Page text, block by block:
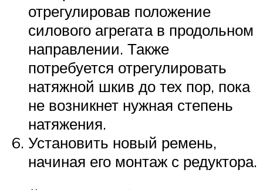
отрегулировав положение
силового агрегата в продольном
направлении. Также
потребуется отрегулировать
натяжной шкив до тех пор, пока
не возникнет нужная степень
натяжения.
Установить новый ремень,
начиная его монтаж с редуктора.